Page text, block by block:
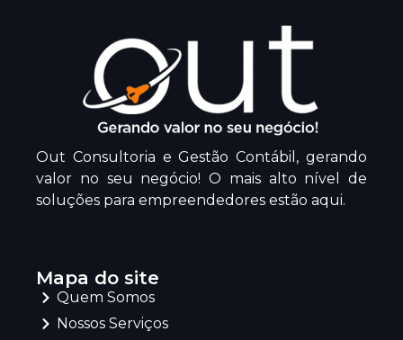
Out Consultoria e Gestão Contábil, gerando
valor no seu negócio! O mais alto nível de
soluções para empreendedores estão aqui.
Mapa do site
Quem Somos
Nossos Serviços